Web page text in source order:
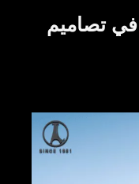
في تصاميم